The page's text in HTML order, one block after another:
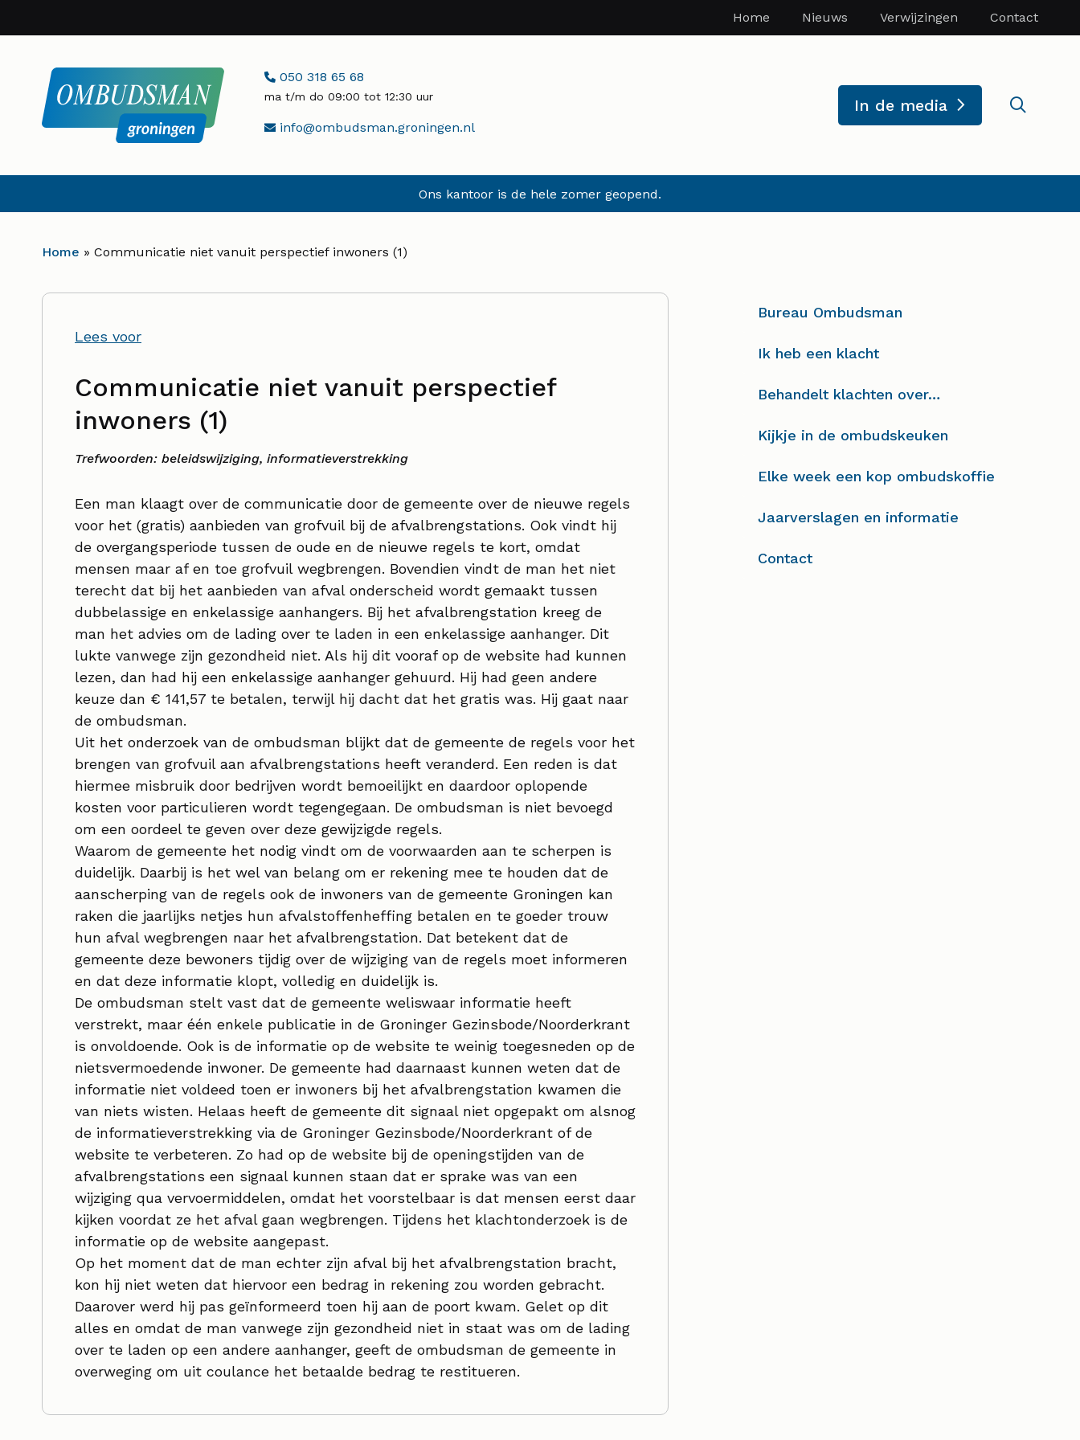
hoofdinhoud
Home Nieuws Verwijzingen Contact
Telefoonnummer:
050 318 65 68
ma t/m do 09:00 tot 12:30 uur
E-info@ombudsman.groningen.nl
In de media
Ons kantoor is de hele zomer geopend.
Home » Communicatie niet vanuit perspectief inwoners (1)
Lees voor
Communicatie niet vanuit perspectief
inwoners (1)
Trefwoorden: beleidswijziging, informatieverstrekking
Een man klaagt over de communicatie door de gemeente over de nieuwe regels
voor het (gratis) aanbieden van grofvuil bij de afvalbrengstations. Ook vindt hij
de overgangsperiode tussen de oude en de nieuwe regels te kort, omdat
mensen maar af en toe grofvuil wegbrengen. Bovendien vindt de man het niet
terecht dat bij het aanbieden van afval onderscheid wordt gemaakt tussen
dubbelassige en enkelassige aanhangers. Bij het afvalbrengstation kreeg de
man het advies om de lading over te laden in een enkelassige aanhanger. Dit
lukte vanwege zijn gezondheid niet. Als hij dit vooraf op de website had kunnen
lezen, dan had hij een enkelassige aanhanger gehuurd. Hij had geen andere
keuze dan € 141,57 te betalen, terwijl hij dacht dat het gratis was. Hij gaat naar
de ombudsman.
Uit het onderzoek van de ombudsman blijkt dat de gemeente de regels voor het
brengen van grofvuil aan afvalbrengstations heeft veranderd. Een reden is dat
hiermee misbruik door bedrijven wordt bemoeilijkt en daardoor oplopende
kosten voor particulieren wordt tegengegaan. De ombudsman is niet bevoegd
om een oordeel te geven over deze gewijzigde regels.
Waarom de gemeente het nodig vindt om de voorwaarden aan te scherpen is
duidelijk. Daarbij is het wel van belang om er rekening mee te houden dat de
aanscherping van de regels ook de inwoners van de gemeente Groningen kan
raken die jaarlijks netjes hun afvalstoffenheffing betalen en te goeder trouw
hun afval wegbrengen naar het afvalbrengstation. Dat betekent dat de
gemeente deze bewoners tijdig over de wijziging van de regels moet informeren
en dat deze informatie klopt, volledig en duidelijk is.
De ombudsman stelt vast dat de gemeente weliswaar informatie heeft
verstrekt, maar één enkele publicatie in de Groninger Gezinsbode/Noorderkrant
is onvoldoende. Ook is de informatie op de website te weinig toegesneden op de
nietsvermoedende inwoner. De gemeente had daarnaast kunnen weten dat de
informatie niet voldeed toen er inwoners bij het afvalbrengstation kwamen die
van niets wisten. Helaas heeft de gemeente dit signaal niet opgepakt om alsnog
de informatieverstrekking via de Groninger Gezinsbode/Noorderkrant of de
website te verbeteren. Zo had op de website bij de openingstijden van de
afvalbrengstations een signaal kunnen staan dat er sprake was van een
wijziging qua vervoermiddelen, omdat het voorstelbaar is dat mensen eerst daar
kijken voordat ze het afval gaan wegbrengen. Tijdens het klachtonderzoek is de
informatie op de website aangepast.
Op het moment dat de man echter zijn afval bij het afvalbrengstation bracht,
kon hij niet weten dat hiervoor een bedrag in rekening zou worden gebracht.
Daarover werd hij pas geïnformeerd toen hij aan de poort kwam. Gelet op dit
alles en omdat de man vanwege zijn gezondheid niet in staat was om de lading
over te laden op een andere aanhanger, geeft de ombudsman de gemeente in
overweging om uit coulance het betaalde bedrag te restitueren.
Bureau Ombudsman
Ik heb een klacht
Behandelt klachten over…
Kijkje in de ombudskeuken
Elke week een kop ombudskoffie
Jaarverslagen en informatie
Contact